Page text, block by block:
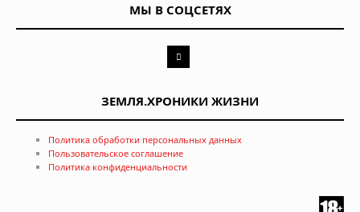
МЫ В СОЦСЕТЯХ
ЗЕМЛЯ.ХРОНИКИ ЖИЗНИ
Политика обработки персональных данных
Пользовательское соглашение
Политика конфиденциальности